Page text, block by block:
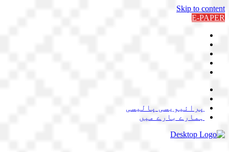
Skip to content
E-PAPER
پرائیویسی پالیسی
ہمارے بارے میں